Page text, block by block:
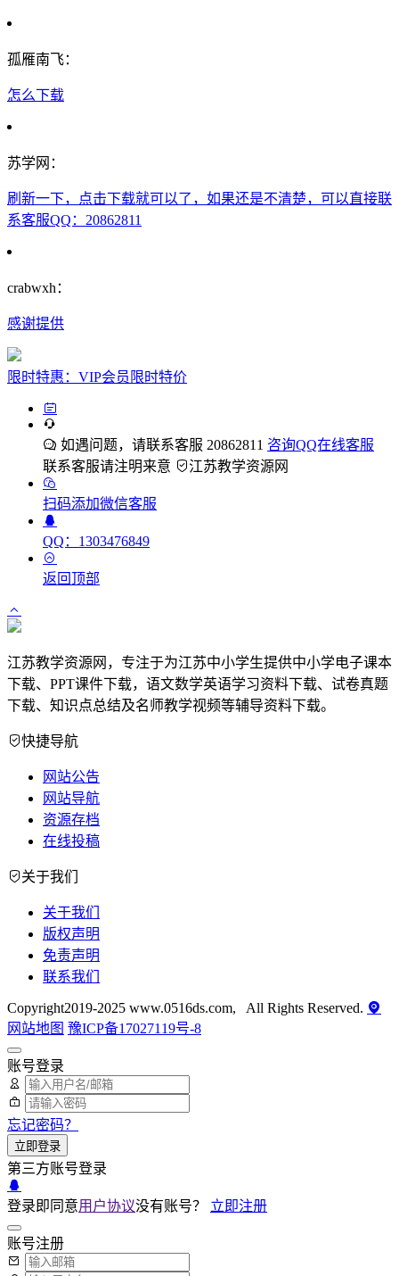
孤雁南飞：
怎么下载
苏学网：
刷新一下，点击下载就可以了，如果还是不清楚，可以直接联
系客服QQ：20862811
crabwxh：
感谢提供
限时特惠：VIP会员限时特价
如遇问题，请联系客服 20862811 咨询QQ在线客服
联系客服请注明来意
江苏教学资源网
扫码添加微信客服
QQ：1303476849
返回顶部
江苏教学资源网，专注于为江苏中小学生提供中小学电子课本
下载、PPT课件下载，语文数学英语学习资料下载、试卷真题
下载、知识点总结及名师教学视频等辅导资料下载。
快捷导航
网站公告
网站导航
资源存档
在线投稿
关于我们
关于我们
版权声明
免责声明
联系我们
Copyright2019-2025 www.0516ds.com, All Rights Reserved.
网站地图 豫ICP备17027119号-8
账号登录
忘记密码？
立即登录
第三方账号登录
登录即同意用户协议没有账号？ 立即注册
账号注册